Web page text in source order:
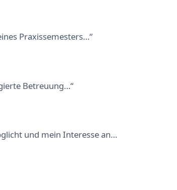
Praxissemesters…“
Betreuung…“
und mein Interesse an…